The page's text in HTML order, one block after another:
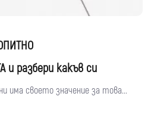
и разбери какъв си
има своето значение за това...